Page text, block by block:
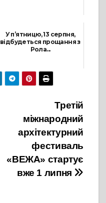
У п’ятницю, 13 серпня,
відбудеться прощання з
Рола...
12 Серпня, 2021
Третій
міжнародний
архітектурний
фестиваль
«ВЕЖА» стартує
вже 1 липня